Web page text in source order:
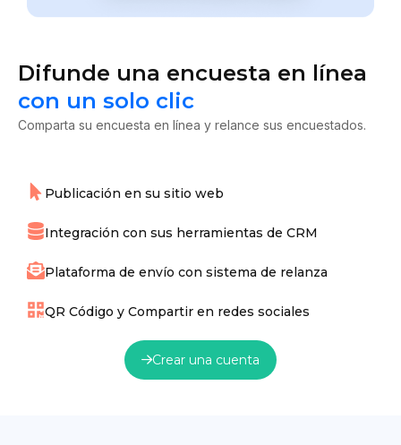
Difunde una encuesta en línea
con un solo clic
Comparta su encuesta en línea y relance sus encuestados.
Publicación en su sitio web
Integración con sus herramientas de CRM
Plataforma de envío con sistema de relanza
QR Código y Compartir en redes sociales
Crear una cuenta